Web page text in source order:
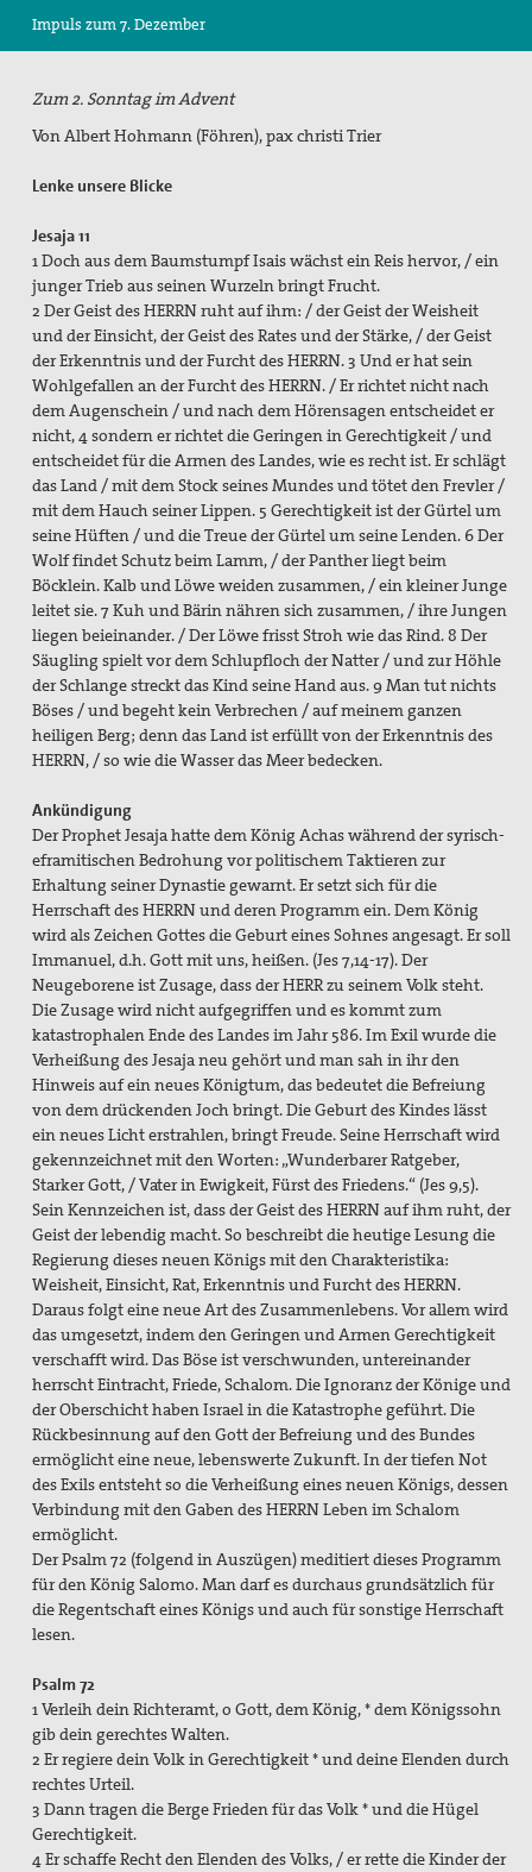
Suche
Impuls zum 7. Dezember
Zum 2. Sonntag im Advent
Von Albert Hohmann (Föhren), pax christi Trier
Lenke unsere Blicke
Jesaja 11
1 Doch aus dem Baumstumpf Isais wächst ein Reis hervor, / ein
junger Trieb aus seinen Wurzeln bringt Frucht.
2 Der Geist des HERRN ruht auf ihm: / der Geist der Weisheit
und der Einsicht, der Geist des Rates und der Stärke, / der Geist
der Erkenntnis und der Furcht des HERRN. 3 Und er hat sein
Wohlgefallen an der Furcht des HERRN. / Er richtet nicht nach
dem Augenschein / und nach dem Hörensagen entscheidet er
nicht, 4 sondern er richtet die Geringen in Gerechtigkeit / und
entscheidet für die Armen des Landes, wie es recht ist. Er schlägt
das Land / mit dem Stock seines Mundes und tötet den Frevler /
mit dem Hauch seiner Lippen. 5 Gerechtigkeit ist der Gürtel um
seine Hüften / und die Treue der Gürtel um seine Lenden. 6 Der
Wolf findet Schutz beim Lamm, / der Panther liegt beim
Böcklein. Kalb und Löwe weiden zusammen, / ein kleiner Junge
leitet sie. 7 Kuh und Bärin nähren sich zusammen, / ihre Jungen
liegen beieinander. / Der Löwe frisst Stroh wie das Rind. 8 Der
Säugling spielt vor dem Schlupfloch der Natter / und zur Höhle
der Schlange streckt das Kind seine Hand aus. 9 Man tut nichts
Böses / und begeht kein Verbrechen / auf meinem ganzen
heiligen Berg; denn das Land ist erfüllt von der Erkenntnis des
HERRN, / so wie die Wasser das Meer bedecken.
Ankündigung
Der Prophet Jesaja hatte dem König Achas während der syrisch-
eframitischen Bedrohung vor politischem Taktieren zur
Erhaltung seiner Dynastie gewarnt. Er setzt sich für die
Herrschaft des HERRN und deren Programm ein. Dem König
wird als Zeichen Gottes die Geburt eines Sohnes angesagt. Er soll
Immanuel, d.h. Gott mit uns, heißen. (Jes 7,14-17). Der
Neugeborene ist Zusage, dass der HERR zu seinem Volk steht.
Die Zusage wird nicht aufgegriffen und es kommt zum
katastrophalen Ende des Landes im Jahr 586. Im Exil wurde die
Verheißung des Jesaja neu gehört und man sah in ihr den
Hinweis auf ein neues Königtum, das bedeutet die Befreiung
von dem drückenden Joch bringt. Die Geburt des Kindes lässt
ein neues Licht erstrahlen, bringt Freude. Seine Herrschaft wird
gekennzeichnet mit den Worten: „Wunderbarer Ratgeber,
Starker Gott, / Vater in Ewigkeit, Fürst des Friedens.“ (Jes 9,5).
Sein Kennzeichen ist, dass der Geist des HERRN auf ihm ruht, der
Geist der lebendig macht. So beschreibt die heutige Lesung die
Regierung dieses neuen Königs mit den Charakteristika:
Weisheit, Einsicht, Rat, Erkenntnis und Furcht des HERRN.
Daraus folgt eine neue Art des Zusammenlebens. Vor allem wird
das umgesetzt, indem den Geringen und Armen Gerechtigkeit
verschafft wird. Das Böse ist verschwunden, untereinander
herrscht Eintracht, Friede, Schalom. Die Ignoranz der Könige und
der Oberschicht haben Israel in die Katastrophe geführt. Die
Rückbesinnung auf den Gott der Befreiung und des Bundes
ermöglicht eine neue, lebenswerte Zukunft. In der tiefen Not
des Exils entsteht so die Verheißung eines neuen Königs, dessen
Verbindung mit den Gaben des HERRN Leben im Schalom
ermöglicht.
Der Psalm 72 (folgend in Auszügen) meditiert dieses Programm
für den König Salomo. Man darf es durchaus grundsätzlich für
die Regentschaft eines Königs und auch für sonstige Herrschaft
lesen.
Psalm 72
1 Verleih dein Richteramt, o Gott, dem König, * dem Königssohn
gib dein gerechtes Walten.
2 Er regiere dein Volk in Gerechtigkeit * und deine Elenden durch
rechtes Urteil.
3 Dann tragen die Berge Frieden für das Volk * und die Hügel
Gerechtigkeit.
4 Er schaffe Recht den Elenden des Volks, / er rette die Kinder der